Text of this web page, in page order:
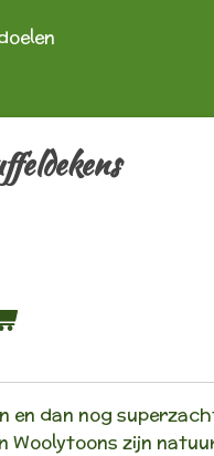
en dan nog
Woolytoons zijn